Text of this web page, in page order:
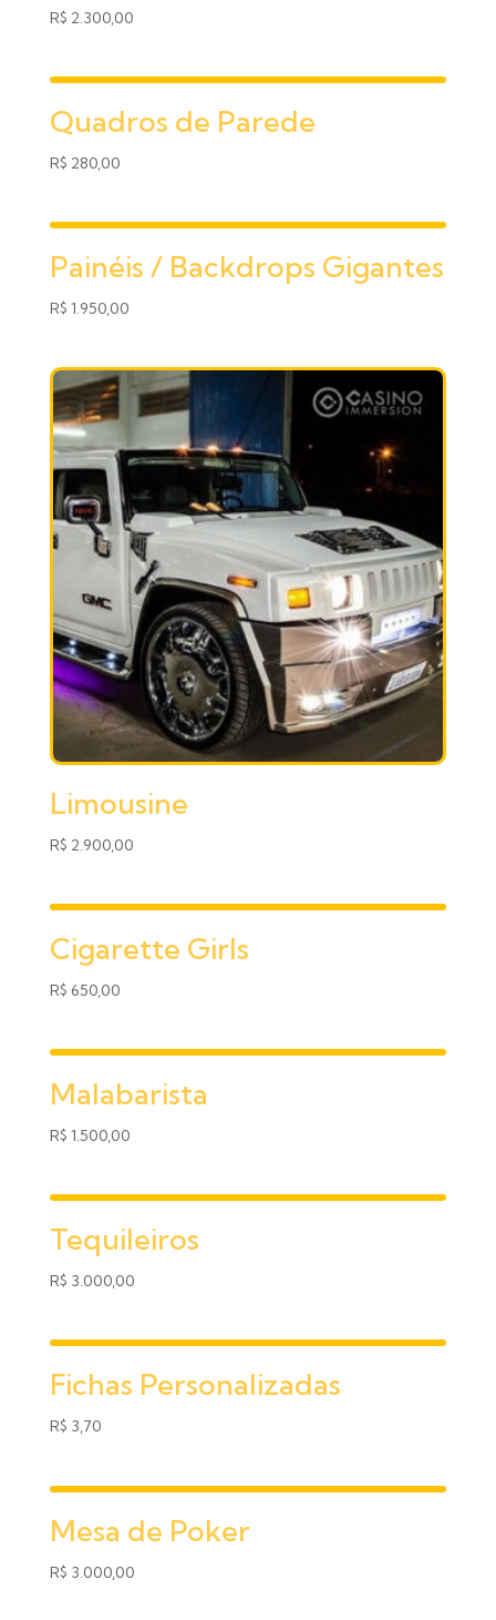
R$ 2.300,00
Quadros de Parede
R$ 280,00
Painéis / Backdrops Gigantes
R$ 1.950,00
Limousine
R$ 2.900,00
Cigarette Girls
R$ 650,00
Malabarista
R$ 1.500,00
Tequileiros
R$ 3.000,00
Fichas Personalizadas
R$ 3,70
Mesa de Poker
R$ 3.000,00